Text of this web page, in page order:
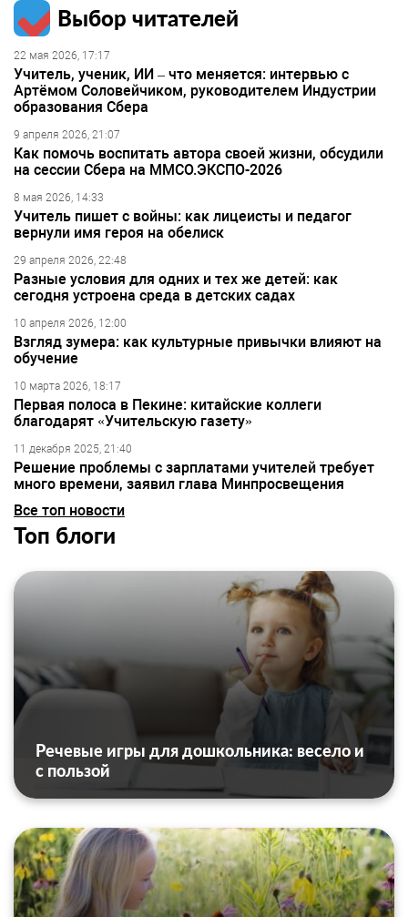
Выбор читателей
22 мая 2026, 17:17
Учитель, ученик, ИИ – что меняется: интервью с
Артёмом Соловейчиком, руководителем Индустрии
образования Сбера
9 апреля 2026, 21:07
Как помочь воспитать автора своей жизни, обсудили
на сессии Сбера на ММСО.ЭКСПО-2026
8 мая 2026, 14:33
Учитель пишет с войны: как лицеисты и педагог
вернули имя героя на обелиск
29 апреля 2026, 22:48
Разные условия для одних и тех же детей: как
сегодня устроена среда в детских садах
10 апреля 2026, 12:00
Взгляд зумера: как культурные привычки влияют на
обучение
10 марта 2026, 18:17
Первая полоса в Пекине: китайские коллеги
благодарят «Учительскую газету»
11 декабря 2025, 21:40
Решение проблемы с зарплатами учителей требует
много времени, заявил глава Минпросвещения
Все топ новости
Топ блоги
Речевые игры для дошкольника: весело и
с пользой